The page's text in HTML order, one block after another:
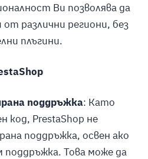
Ви позволява да
различни региони, без
плъгини.
поддръжка: Като
код, PrestaShop не
поддръжка, освен ако
поддръжка. Това може да